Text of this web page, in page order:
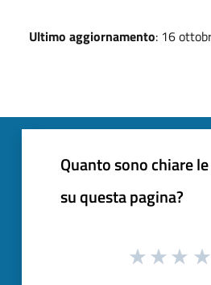
Ultimo aggiornamento: 16
Quanto sono chiare
su questa pagina?